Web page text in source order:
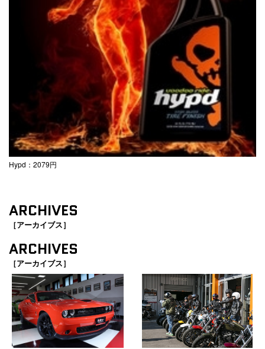
Hypd：2079円
ARCHIVES
［アーカイブス］
ARCHIVES
［アーカイブス］